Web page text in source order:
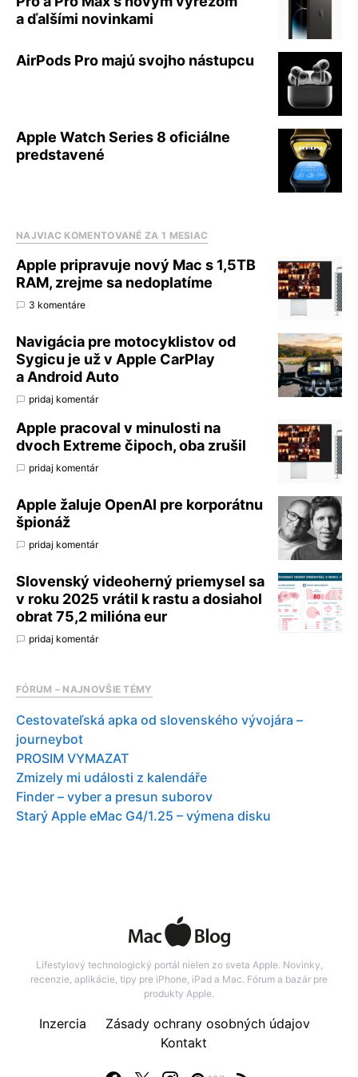
a ďalšími novinkami
AirPods Pro majú svojho nástupcu
Apple Watch Series 8 oficiálne
predstavené
NAJVIAC KOMENTOVANÉ ZA 1 MESIAC
Apple pripravuje nový Mac s 1,5TB
RAM, zrejme sa nedoplatíme
3 komentáre
Navigácia pre motocyklistov od
Sygicu je už v Apple CarPlay
a Android Auto
pridaj komentár
Apple pracoval v minulosti na
dvoch Extreme čipoch, oba zrušil
pridaj komentár
Apple žaluje OpenAI pre korporátnu
špionáž
pridaj komentár
Slovenský videoherný priemysel sa
v roku 2025 vrátil k rastu a dosiahol
obrat 75,2 milióna eur
pridaj komentár
FÓRUM – NAJNOVŠIE TÉMY
Cestovateľská apka od slovenského vývojára –
journeybot
PROSIM VYMAZAT
Zmizely mi události z kalendáře
Finder – vyber a presun suborov
Starý Apple eMac G4/1.25 – výmena disku
Lifestylový technologický portál nielen zo sveta Apple. Novinky,
recenzie, aplikácie, tipy pre iPhone, iPad a Mac. Fórum a bazár pre
produkty Apple.
Inzercia
Zásady ochrany osobných údajov
Kontakt